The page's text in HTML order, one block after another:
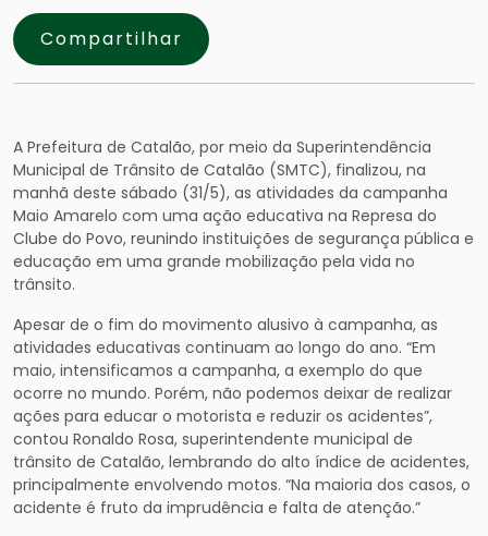
Compartilhar
A Prefeitura de Catalão, por meio da Superintendência
Municipal de Trânsito de Catalão (SMTC), finalizou, na
manhã deste sábado (31/5), as atividades da campanha
Maio Amarelo com uma ação educativa na Represa do
Clube do Povo, reunindo instituições de segurança pública e
educação em uma grande mobilização pela vida no
trânsito.
Apesar de o fim do movimento alusivo à campanha, as
atividades educativas continuam ao longo do ano. “Em
maio, intensificamos a campanha, a exemplo do que
ocorre no mundo. Porém, não podemos deixar de realizar
ações para educar o motorista e reduzir os acidentes”,
contou Ronaldo Rosa, superintendente municipal de
trânsito de Catalão, lembrando do alto índice de acidentes,
principalmente envolvendo motos. “Na maioria dos casos, o
acidente é fruto da imprudência e falta de atenção.”